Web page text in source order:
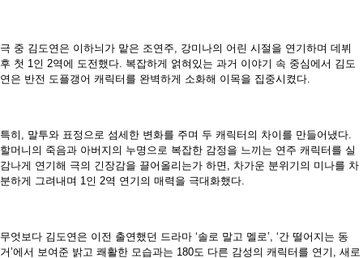
극 중 김도연은 이하늬가 맡은 조연주, 강미나의 어린 시절을 연기하며 데뷔
후 첫 1인 2역에 도전했다. 복잡하게 얽혀있는 과거 이야기 속 중심에서 김도
연은 반전 도플갱어 캐릭터를 완벽하게 소화해 이목을 집중시켰다.
특히, 말투와 표정으로 섬세한 변화를 주며 두 캐릭터의 차이를 만들어냈다.
할머니의 죽음과 아버지의 누명으로 복잡한 감정을 느끼는 연주 캐릭터를 실
감나게 연기해 극의 긴장감을 끌어올리는가 하면, 차가운 분위기의 미나를 차
분하게 그려내며 1인 2역 연기의 매력을 극대화했다.
무엇보다 김도연은 이전 출연했던 드라마 ‘솔로 말고 멜로’, ‘간 떨어지는 동
거’에서 보여준 밝고 쾌활한 모습과는 180도 다른 감성의 캐릭터를 연기, 새로